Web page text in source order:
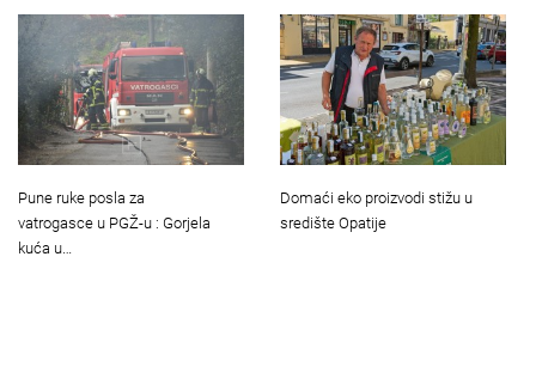
Pune ruke posla za
vatrogasce u PGŽ-u : Gorjela
kuća u…
Domaći eko proizvodi stižu u
središte Opatije